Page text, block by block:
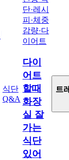
식단
Q&A
단·레시
피 ·체중
감량·다
이어트
다이
어트
할때
화장
실 잘
가는
식단
있어
트